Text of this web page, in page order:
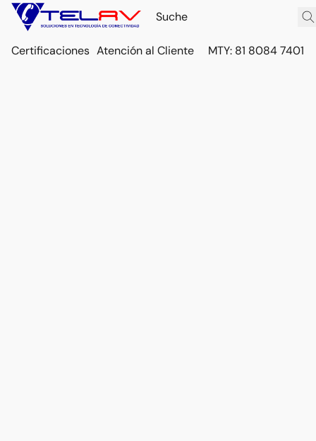
Certificaciones Atención al Cliente MTY: 81 8084 7401